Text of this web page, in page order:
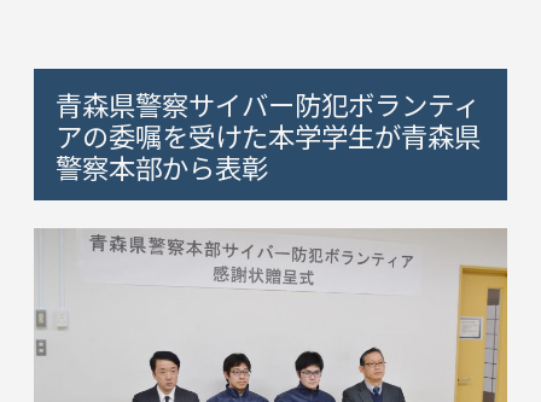
青森県警察サイバー防犯ボランティ
アの委嘱を受けた本学学生が青森県
警察本部から表彰